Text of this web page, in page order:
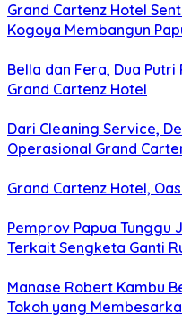
Grand Cartenz Hotel
Kogoya Membangun
Bella dan Fera, Dua
Grand Cartenz Hotel
Dari Cleaning Service,
Operasional Grand
Grand Cartenz Hotel,
Pemprov Papua Tunggu
Terkait Sengketa Ganti
Manase Robert Kambu
Tokoh yang